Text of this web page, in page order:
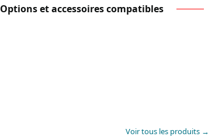
Options et accessoires compatibles
Voir tous les produits →